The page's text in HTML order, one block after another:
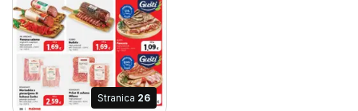
Stranica 26